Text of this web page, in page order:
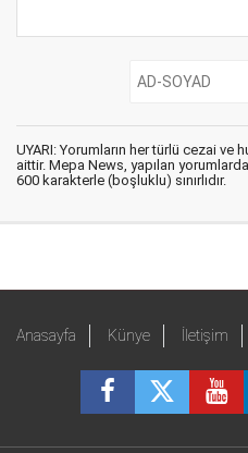
UYARI: Yorumların her türlü cezai
aittir. Mepa News, yapılan
600 karakterle (boşluklu) sınırlıdır.
Anasayfa Künye İletişim